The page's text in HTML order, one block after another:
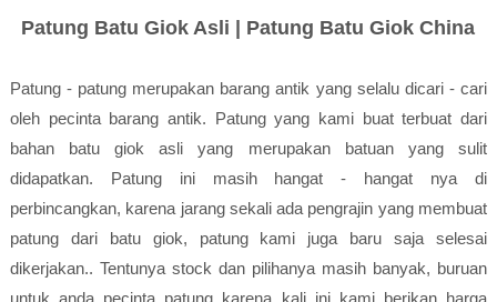
Patung Batu Giok Asli | Patung Batu Giok China
Patung - patung merupakan barang antik yang selalu dicari - cari
oleh pecinta barang antik. Patung yang kami buat terbuat dari
bahan batu giok asli yang merupakan batuan yang sulit
didapatkan. Patung ini masih hangat - hangat nya di
perbincangkan, karena jarang sekali ada pengrajin yang membuat
patung dari batu giok, patung kami juga baru saja selesai
dikerjakan.. Tentunya stock dan pilihanya masih banyak, buruan
untuk anda pecinta patung karena kali ini kami berikan harga